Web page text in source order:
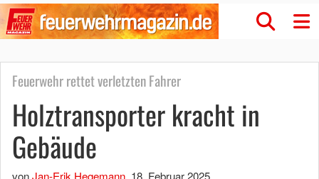
Feuerwehr rettet verletzten Fahrer
Holztransporter kracht in
Gebäude
vonJan-Erik Hegemann, 18. Februar 2025